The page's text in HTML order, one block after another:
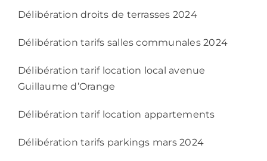
Délibération droits de terrasses 2024
Délibération tarifs salles communales 2024
Délibération tarif location local avenue
Guillaume d’Orange
Délibération tarif location appartements
Délibération tarifs parkings mars 2024